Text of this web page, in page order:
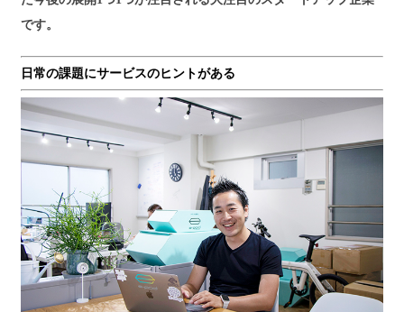
です。
日常の課題にサービスのヒントがある